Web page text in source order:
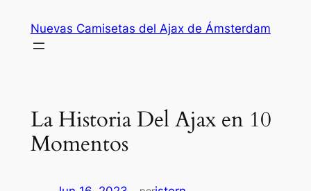
contenido
Nuevas Camisetas del Ajax de Ámsterdam
La Historia Del Ajax en 10
Momentos